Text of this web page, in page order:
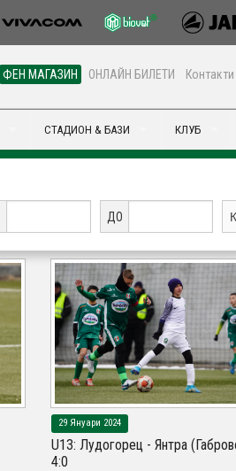
ФЕН МАГАЗИН ОНЛАЙН БИЛЕТИ Контакти
СТАДИОН & БАЗИ КЛУБ
ДО
29 Януари 2024
U13: Лудогорец - Янтра
4:0